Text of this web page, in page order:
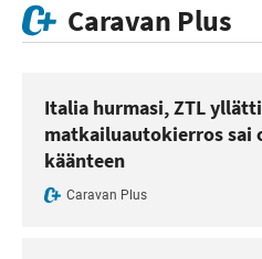
Caravan Plus
Italia hurmasi, ZTL
matkailuautokierros sai
käänteen
Caravan Plus